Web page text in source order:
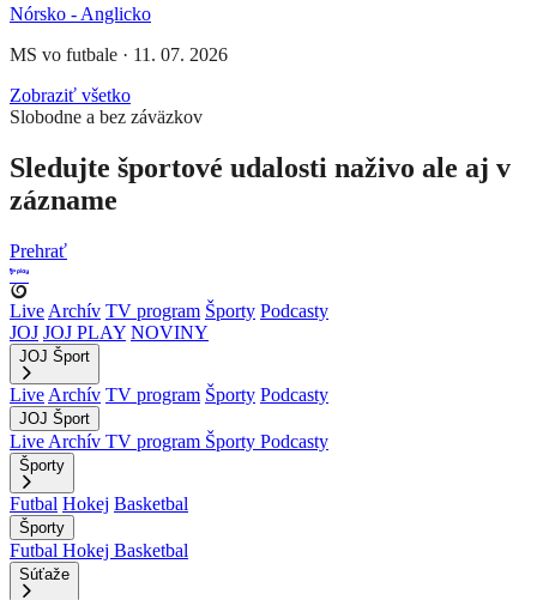
Nórsko - Anglicko
MS vo futbale · 11. 07. 2026
Zobraziť všetko
Slobodne a bez záväzkov
Sledujte športové udalosti naživo ale aj v
zázname
Prehrať
Live Archív TV program Športy Podcasty
JOJ JOJ PLAY NOVINY
JOJ Šport
Live Archív TV program Športy Podcasty
JOJ Šport
Live Archív TV program Športy Podcasty
Športy
Futbal Hokej Basketbal
Športy
Futbal Hokej Basketbal
Súťaže